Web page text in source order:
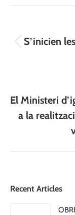
S’inicien
El Ministeri
a la
Recent Articles